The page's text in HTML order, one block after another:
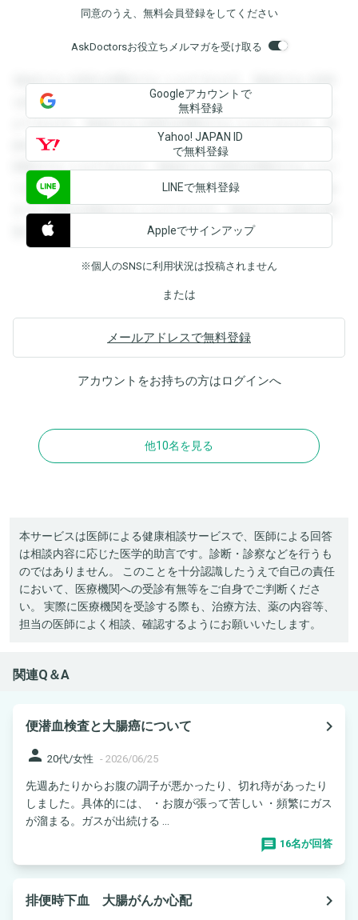
同意のうえ、無料会員登録をしてください
AskDoctorsお役立ちメルマガを受け取る
登録すると回答を閲覧することができます。登録すると回答
を閲覧することができます。登録すると回答を閲覧すること
ができます。登録すると回答を閲覧することができます。登
録すると回答を閲覧することができます。登録すると回答を
閲覧することができます。登録すると回答を閲覧することが
できます。登録すると回答を閲覧することができます。登録
すると回答を閲覧することができます。登録すると回答を閲
覧することができます。
Googleアカウントで
無料登録
Yahoo! JAPAN ID
で無料登録
LINEで無料登録
Appleでサインアップ
※個人のSNSに利用状況は投稿されません
または
メールアドレスで無料登録
アカウントをお持ちの方はログインへ
他10名を見る
本サービスは医師による健康相談サービスで、医師による回答
は相談内容に応じた医学的助言です。診断・診察などを行うも
のではありません。 このことを十分認識したうえで自己の責任
において、医療機関への受診有無等をご自身でご判断くださ
い。 実際に医療機関を受診する際も、治療方法、薬の内容等、
担当の医師によく相談、確認するようにお願いいたします。
関連Q＆A
便潜血検査と大腸癌について
navigate_next
person 20代/女性 - 2026/06/25
先週あたりからお腹の調子が悪かったり、切れ痔があったり
しました。具体的には、 ・お腹が張って苦しい ・頻繁にガス
が溜まる。ガスが出続ける ...
16名が回答
排便時下血 大腸がんか心配
navigate_next